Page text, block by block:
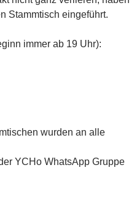
Stammtisch eingeführt.
immer ab 19 Uhr):
wurden an alle
YCHo WhatsApp Gruppe